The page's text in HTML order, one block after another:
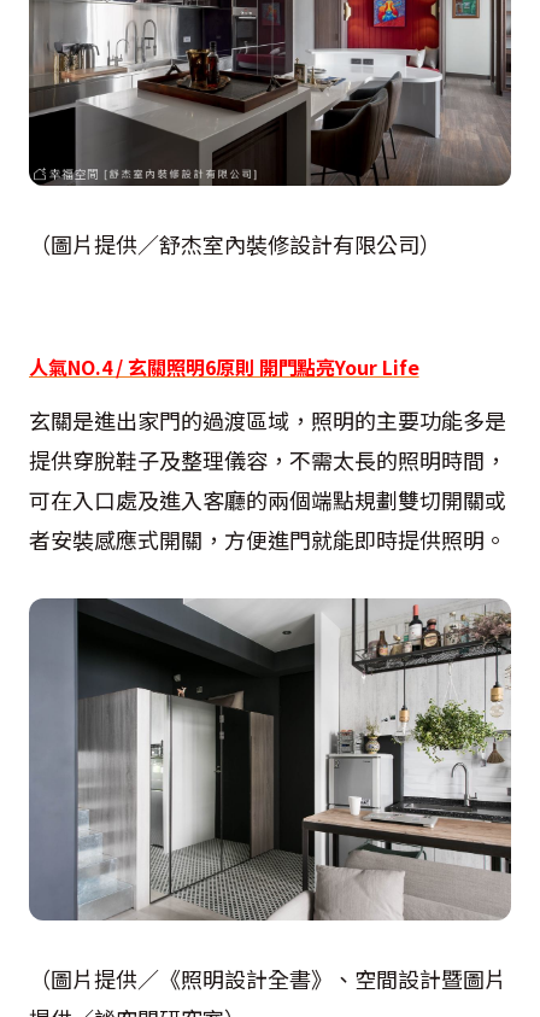
（圖片提供／舒杰室內裝修設計有限公司）
人氣NO.4 / 玄關照明6原則 開門點亮Your Life
玄關是進出家門的過渡區域，照明的主要功能多是
提供穿脫鞋子及整理儀容，不需太長的照明時間，
可在入口處及進入客廳的兩個端點規劃雙切開關或
者安裝感應式開關，方便進門就能即時提供照明。
（圖片提供／《照明設計全書》、空間設計暨圖片